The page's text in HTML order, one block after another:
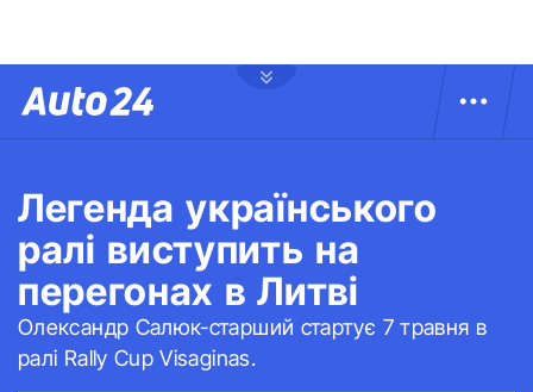
Легенда українського
ралі виступить на
перегонах в Литві
Олександр Салюк-старший стартує 7 травня в
ралі Rally Cup Visaginas.